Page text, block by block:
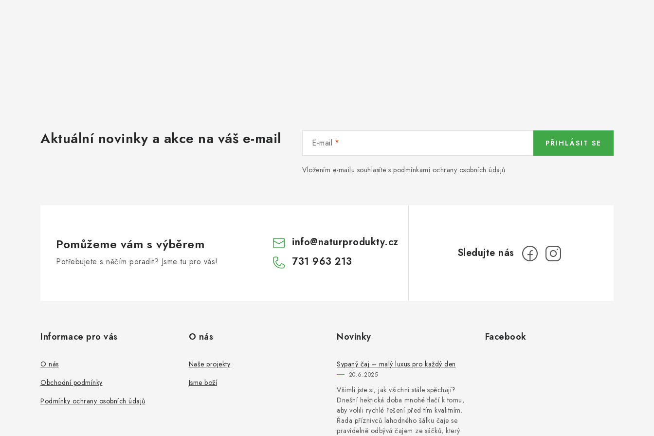
Aktuální novinky a akce na váš e-mail E-mail
Vložením e-mailu souhlasíte s podmínkami ochrany osobních údajů
PŘIHLÁSIT SE
Pomůžeme vám s výběrem
Potřebujete s něčím poradit? Jsme tu pro vás!
info@naturprodukty.cz
731 963 213
Informace pro vás
O nás
Obchodní podmínky
Podmínky ochrany osobních údajů
O nás
Naše projekty
Jsme boží
Novinky
Sypaný čaj – malý luxus pro každý den
20.6.2025
Všimli jste si, jak všichni stále spěchají?
Dnešní hektická doba mnohé tlačí k tomu,
aby volili rychlé řešení před tím kvalitním.
Řada příznivců lahodného šálku čaje se
pravidelně odbývá čajem ze sáčků, který
Facebook